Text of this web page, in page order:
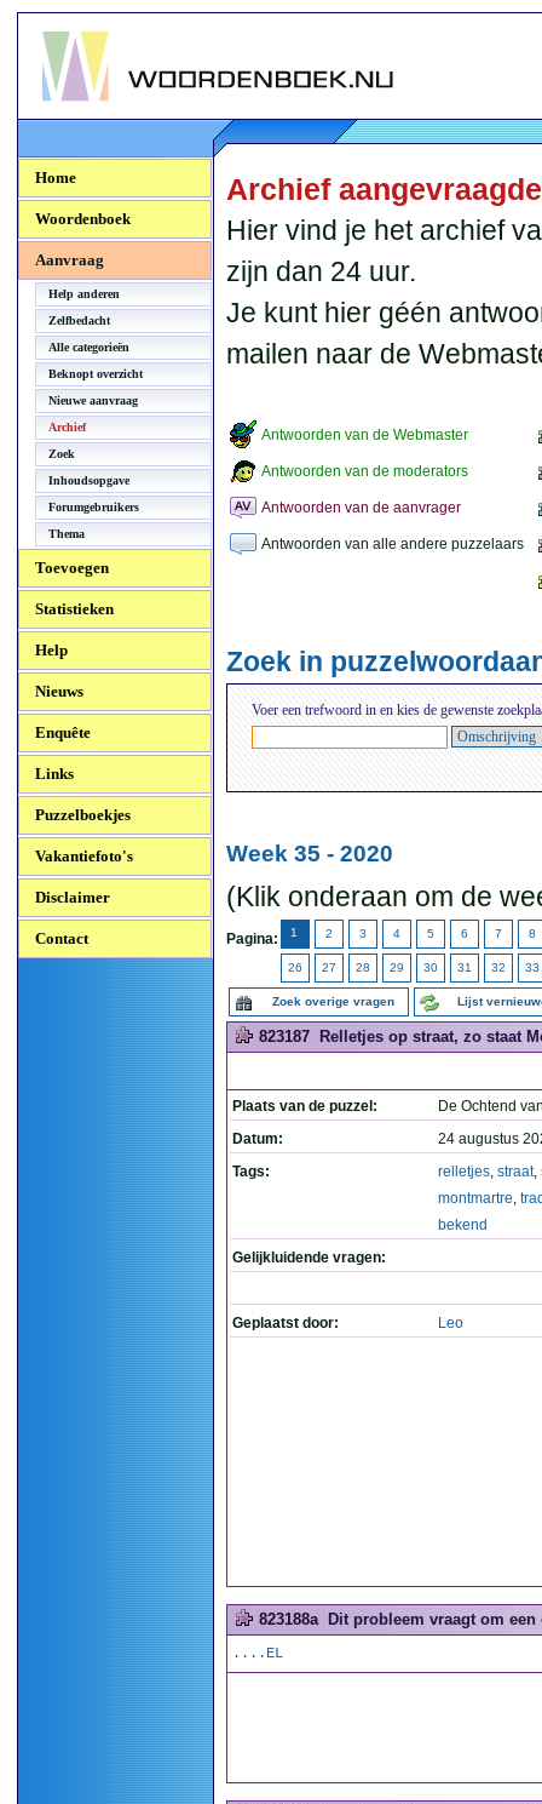
Woordenboek.NU
Home
Woordenboek
Aanvraag
Help anderen
Zelfbedacht
Alle categorieën
Beknopt overzicht
Nieuwe aanvraag
Archief
Zoek
Inhoudsopgave
Forumgebruikers
Thema
Toevoegen
Statistieken
Help
Nieuws
Enquête
Links
Puzzelboekjes
Vakantiefoto's
Disclaimer
Contact
Archief
Hier vind je het archief
zijn dan 24 uur.
Je kunt hier géén
mailen naar de
Antwoorden van de Webmaster
Antwoorden van de moderators
Antwoorden van de aanvrager
Antwoorden van alle andere puzzelaars
Zoek in
Voer een trefwoord in en kies de gewenste
Week 35 - 2020
(Klik onderaan om de
Pagina: 1 2 3 4 5 6 7 8
26 27 28 29 30 31 32 33
Zoek overige vragen Lijst
823187 Relletjes op straat, zo staat
Plaats van de puzzel:
De Ochtend
Datum:
24 augustus
Tags:
relletjes, straat,
montmartre,
bekend
Gelijkluidende vragen:
Geplaatst door: Leo
823188a Dit probleem vraagt om
....EL